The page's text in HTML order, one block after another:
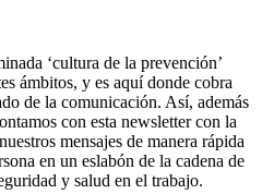
‘cultura de la prevención’
ámbitos, y es aquí donde cobra
de la comunicación. Así, además
con esta newsletter con la
mensajes de manera rápida
en un eslabón de la cadena de
y salud en el trabajo.